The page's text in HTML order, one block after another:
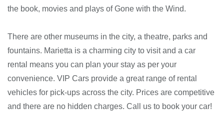
the book, movies and plays of Gone with the Wind.
There are other museums in the city, a theatre, parks and
fountains. Marietta is a charming city to visit and a car
rental means you can plan your stay as per your
convenience. VIP Cars provide a great range of rental
vehicles for pick-ups across the city. Prices are competitive
and there are no hidden charges. Call us to book your car!